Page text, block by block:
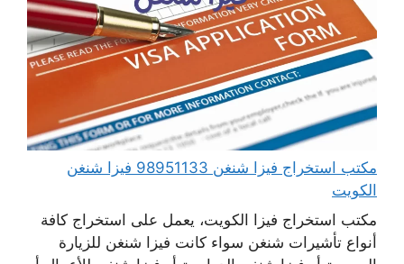
مكتب استخراج فيزا شنغن 98951133 فيزا شنغن
الكويت
مكتب استخراج فيزا الكويت، يعمل على استخراج كافة
أنواع تأشيرات شنغن سواء كانت فيزا شنغن للزيارة